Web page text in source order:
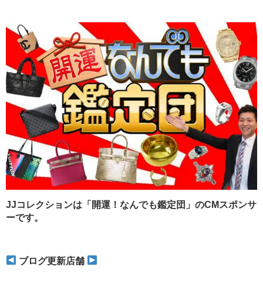
JJコレクションは「開運！なんでも鑑定団」のCMスポンサ
ーです。
ブログ更新店舗